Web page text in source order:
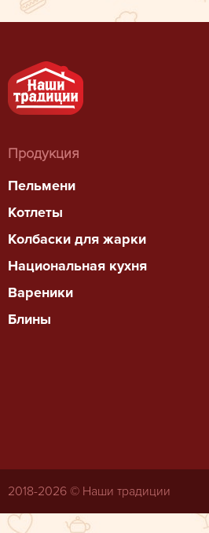
Продукция
Пельмени
Котлеты
Колбаски для жарки
Национальная кухня
Вареники
Блины
2018-2026 © Наши традиции